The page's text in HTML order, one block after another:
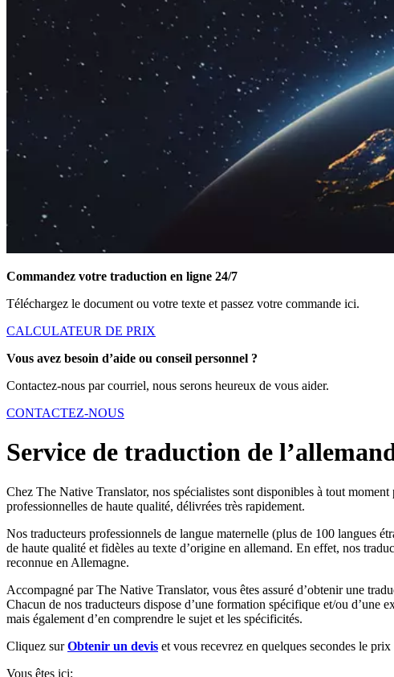
Commandez votre traduction en ligne 24/7
Téléchargez le document ou votre texte et passez votre commande ici.
CALCULATEUR DE PRIX
Vous avez besoin d’aide ou conseil personnel ?
Contactez-nous par courriel, nous serons heureux de vous aider.
CONTACTEZ-NOUS
Service de traduction de
Chez The Native Translator, nos spécialistes sont disponibles à tout
professionnelles de haute qualité, délivrées très rapidement.
Nos traducteurs professionnels de langue maternelle (plus de 100 langues
de haute qualité et fidèles au texte d’origine en allemand. En effet, nos
reconnue en Allemagne.
Accompagné par The Native Translator, vous êtes assuré d’obtenir une
Chacun de nos traducteurs dispose d’une formation spécifique et/ou d’une
mais également d’en comprendre le sujet et les spécificités.
Cliquez surObtenir un devis et vous recevrez en quelques secondes le
Vous êtes ici: